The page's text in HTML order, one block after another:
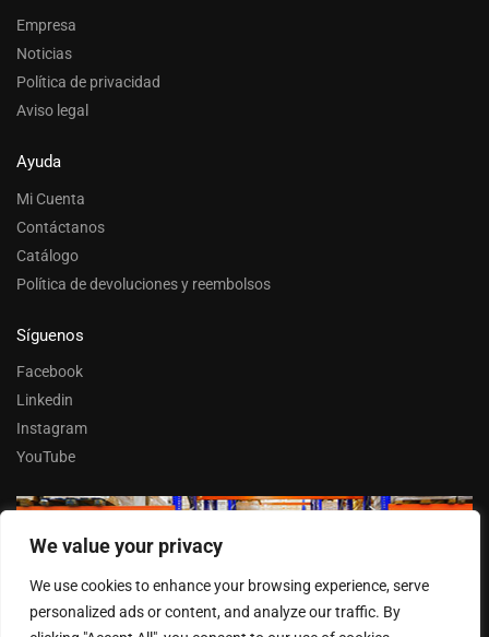
We value your privacy
We use cookies to enhance your browsing experience, serve
personalized ads or content, and analyze our traffic. By
Empresa
Noticias
Política de privacidad
Aviso legal
Ayuda
Mi Cuenta
Contáctanos
Catálogo
Política de devoluciones y reembolsos
Síguenos
Facebook
Linkedin
Instagram
YouTube
Trabaja con nosotros
Entrar